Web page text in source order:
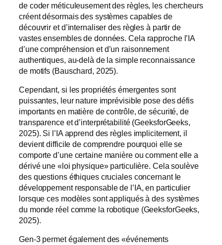
de coder méticuleusement des règles, les chercheurs
créent désormais des systèmes capables de
découvrir et d’internaliser des règles à partir de
vastes ensembles de données. Cela rapproche l’IA
d’une compréhension et d’un raisonnement
authentiques, au-delà de la simple reconnaissance
de motifs (Bauschard, 2025).
Cependant, si les propriétés émergentes sont
puissantes, leur nature imprévisible pose des défis
importants en matière de contrôle, de sécurité, de
transparence et d’interprétabilité (GeeksforGeeks,
2025). Si l’IA apprend des règles implicitement, il
devient difficile de comprendre pourquoi elle se
comporte d’une certaine manière ou comment elle a
dérivé une «loi physique» particulière. Cela soulève
des questions éthiques cruciales concernant le
développement responsable de l’IA, en particulier
lorsque ces modèles sont appliqués à des systèmes
du monde réel comme la robotique (GeeksforGeeks,
2025).
Gen-3 permet également des «événements